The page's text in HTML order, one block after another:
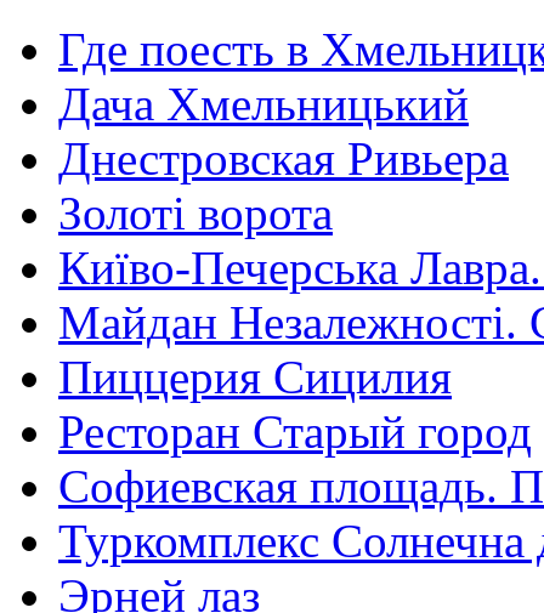
Где поесть в
Дача Хмельницький
Днестровская Ривьера
Золоті ворота
Київо-Печерська
Майдан Незалежності.
Пиццерия Сицилия
Ресторан Старый город
Софиевская площадь.
Туркомплекс Солнечна
Эрней лаз